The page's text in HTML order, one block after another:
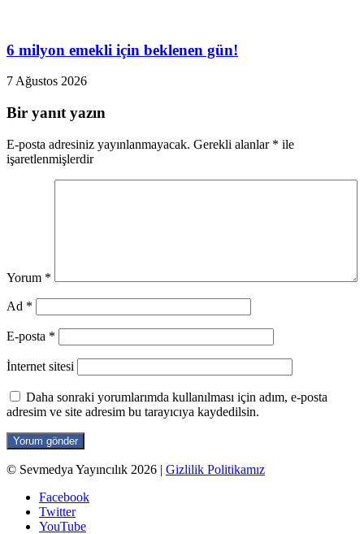
6 milyon emekli için beklenen gün!
7 Ağustos 2026
Bir yanıt yazın
E-posta adresiniz yayınlanmayacak. Gerekli alanlar * ile
işaretlenmişlerdir
Yorum *
Ad *
E-posta *
İnternet sitesi
Daha sonraki yorumlarımda kullanılması için adım, e-posta
adresim ve site adresim bu tarayıcıya kaydedilsin.
© Sevmedya Yayıncılık 2026 | Gizlilik Politikamız
Facebook
Twitter
YouTube